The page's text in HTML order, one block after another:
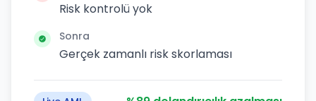
Risk kontrolü yok
Sonra
Gerçek zamanlı risk skorlaması